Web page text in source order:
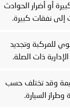
أو أضرار الحوادث
إلى نفقات كبيرة.
للمركبة وتجديد
ذات الصلة.
وقد تختلف حسب
السيارة.